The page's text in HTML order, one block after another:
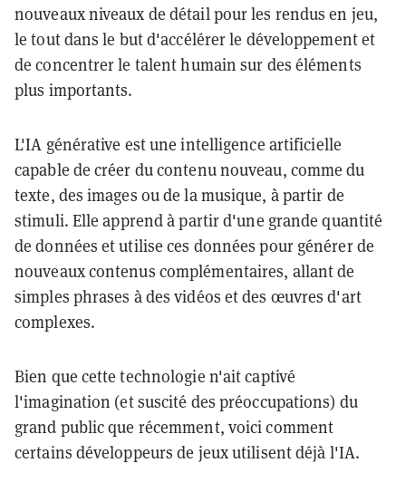
nouveaux niveaux de détail pour les rendus en jeu,
le tout dans le but d'accélérer le développement et
de concentrer le talent humain sur des éléments
plus importants.
L'IA générative est une intelligence artificielle
capable de créer du contenu nouveau, comme du
texte, des images ou de la musique, à partir de
stimuli. Elle apprend à partir d'une grande quantité
de données et utilise ces données pour générer de
nouveaux contenus complémentaires, allant de
simples phrases à des vidéos et des œuvres d'art
complexes.
Bien que cette technologie n'ait captivé
l'imagination (et suscité des préoccupations) du
grand public que récemment, voici comment
certains développeurs de jeux utilisent déjà l'IA.